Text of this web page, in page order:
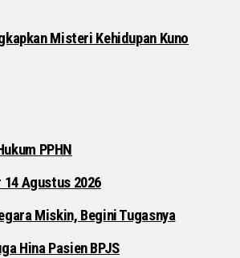
Misteri Kehidupan Kuno
PPHN
14 Agustus 2026
Miskin, Begini Tugasnya
Hina Pasien BPJS